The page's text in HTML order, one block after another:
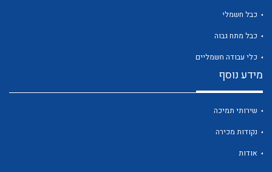
כבל חשמלי
כבל מתח גבוה
כלי עבודה חשמליים
מידע נוסף
שירותי תמיכה
נקודות מכירה
אודות